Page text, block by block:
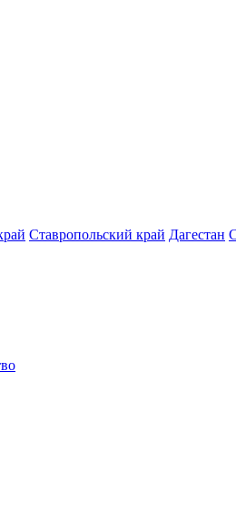
Ставропольский край Дагестан